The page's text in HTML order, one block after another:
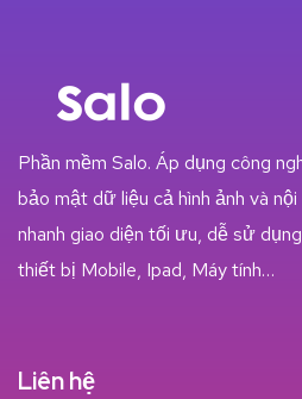
Phần mềm Salo. Áp dụng công
bảo mật dữ liệu cả hình ảnh và
nhanh giao diện tối ưu, dễ sử
thiết bị Mobile, Ipad, Máy tính…
Liên hệ